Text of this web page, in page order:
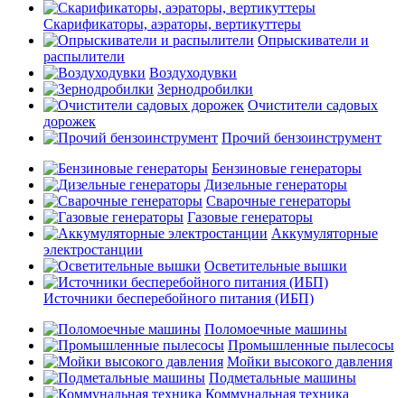
Скарификаторы, аэраторы, вертикуттеры
Опрыскиватели и
распылители
Воздуходувки
Зернодробилки
Очистители садовых
дорожек
Прочий бензоинструмент
Бензиновые генераторы
Дизельные генераторы
Сварочные генераторы
Газовые генераторы
Аккумуляторные
электростанции
Осветительные вышки
Источники бесперебойного питания (ИБП)
Поломоечные машины
Промышленные пылесосы
Мойки высокого давления
Подметальные машины
Коммунальная техника